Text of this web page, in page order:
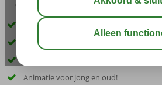
03:45 aug 33°C
Direct aan het privéstrand
5 verfrissende zwembaden
Animatie voor jong en oud!